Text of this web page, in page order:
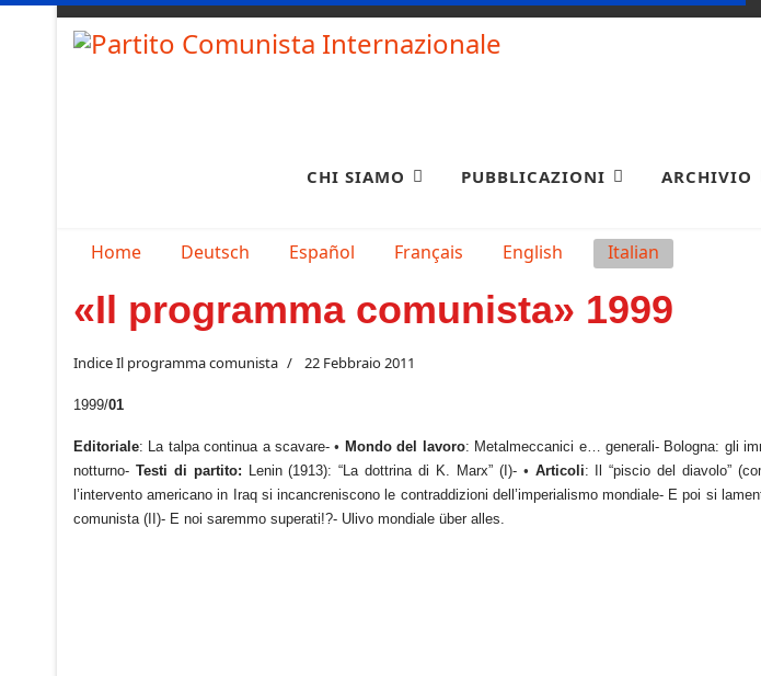
CHI SIAMO PUBBLICAZIONI ARCHIVIO
Seleziona la tua lingua
Home Deutsch Español Français English Italian
«Il programma comunista» 1999
Indice Il programma comunista 22 Febbraio 2011
1999/01
Editoriale: La talpa continua a scavare-• Mondo del lavoro: Metalmeccanici e… generali- Bologna: gli
notturno- Testi di partito: Lenin (1913): “La dottrina di K. Marx” (I)- • Articoli: Il “piscio del diavolo”
l’intervento americano in Iraq si incancreniscono le contraddizioni dell’imperialismo mondiale- E poi si
comunista (II)- E noi saremmo superati!?- Ulivo mondiale über alles.